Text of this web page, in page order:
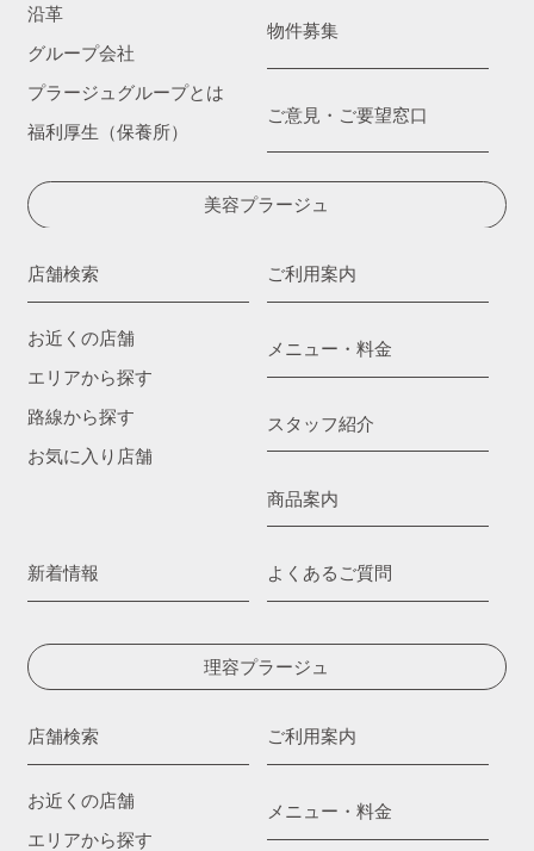
沿革
グループ会社
プラージュグループとは
福利厚生（保養所）
物件募集
ご意見・ご要望窓口
美容プラージュ
店舗検索
お近くの店舗
エリアから探す
路線から探す
お気に入り店舗
ご利用案内
メニュー・料金
スタッフ紹介
商品案内
新着情報 よくあるご質問
理容プラージュ
店舗検索
お近くの店舗
エリアから探す
ご利用案内
メニュー・料金